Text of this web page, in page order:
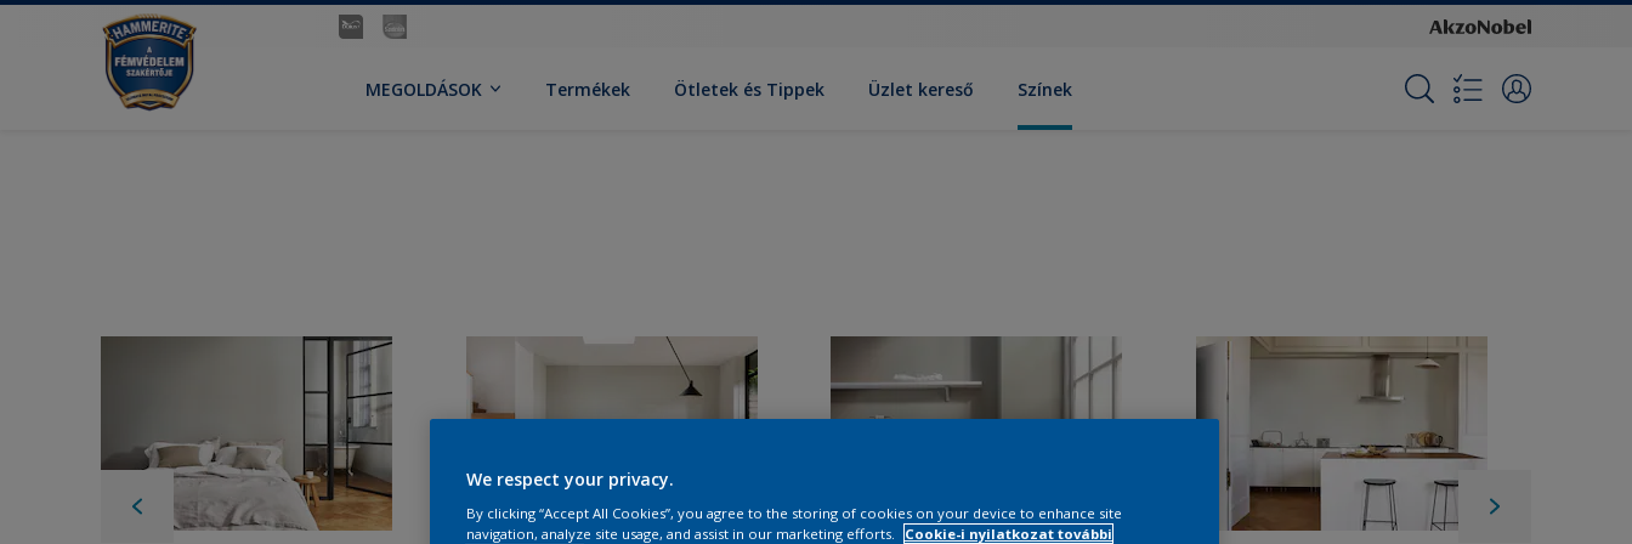
MEGOLDÁSOK Termékek Ötletek és Tippek Üzlet kereső Színek
We respect your privacy.
By clicking “Accept All Cookies”, you agree to the storing of cookies on your device to enhance site
navigation, analyze site usage, and assist in our marketing efforts.
Cookie-i nyilatkozat további